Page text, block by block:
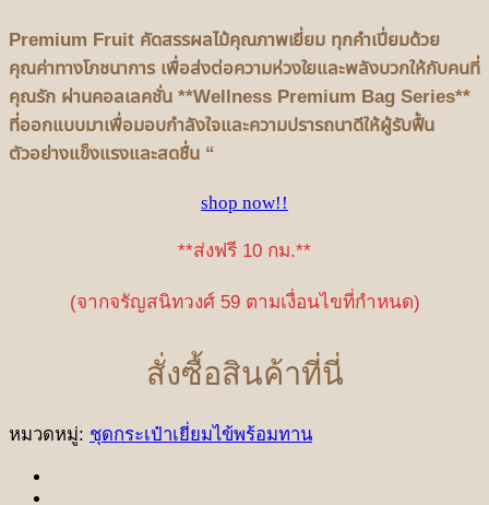
Premium Fruit คัดสรรผลไม้คุณภาพเยี่ยม ทุกคำเปี่ยมด้วย
คุณค่าทางโภชนาการ เพื่อส่งต่อความห่วงใยและพลังบวกให้กับคนที่
คุณรัก ผ่านคอลเลคชั่น **Wellness Premium Bag Series**
ที่ออกแบบมาเพื่อมอบกำลังใจและความปรารถนาดีให้ผู้รับฟื้น
ตัวอย่างแข็งแรงและสดชื่น “
shop now!!
**ส่งฟรี 10 กม.**
(จากจรัญสนิทวงศ์ 59 ตามเงื่อนไขที่กำหนด)
สั่งซื้อสินค้าที่นี่
หมวดหมู่: ชุดกระเป๋าเยี่ยมไข้พร้อมทาน